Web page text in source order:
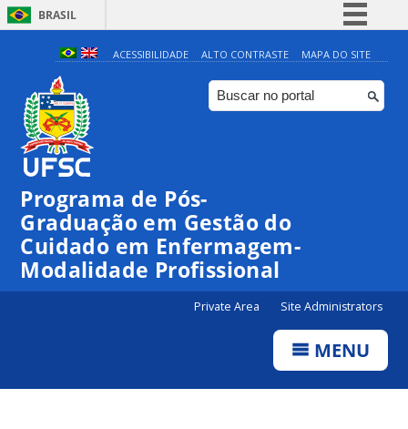
BRASIL
Simplifique!
Comunica BR
Participe
ACESSIBILIDADE ALTO CONTRASTE MAPA DO SITE
Programa de Pós-
Graduação em Gestão do
Cuidado em Enfermagem-
Modalidade Profissional
Private Area Site Administrators
MENU